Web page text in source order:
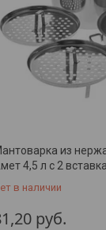
из
4,5 л с 2
в наличии
руб.